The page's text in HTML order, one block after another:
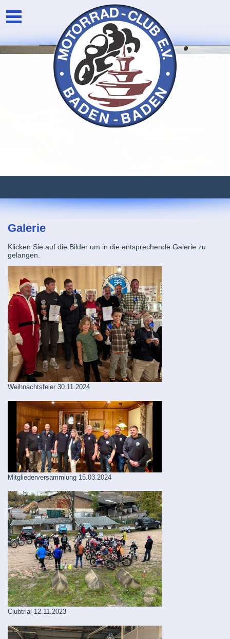
Galerie
Klicken Sie auf die Bilder um in die entsprechende Galerie zu
gelangen.
Weihnachtsfeier 30.11.2024
Mitgliederversammlung 15.03.2024
Clubtrial 12.11.2023
Unser Verein
Die Vorstandschaft